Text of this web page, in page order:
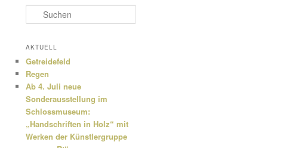
u
h
n
AKTUELL
Getreidefeld
Regen
Ab 4. Juli neue
Sonderausstellung im
Schlossmuseum:
„Handschriften in Holz“ mit
Werken der Künstlergruppe